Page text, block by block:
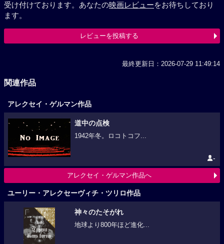
受け付けております。あなたの映画レビューをお待ちしており
ます。
レビューを投稿する
最終更新日：2026-07-29 11:49:14
関連作品
アレクセイ・ゲルマン作品
道中の点検
1942年冬。ロコトコフ...
-
アレクセイ・ゲルマン作品へ
ユーリー・アレクセーヴィチ・ツリロ作品
神々のたそがれ
地球より800年ほど進化...